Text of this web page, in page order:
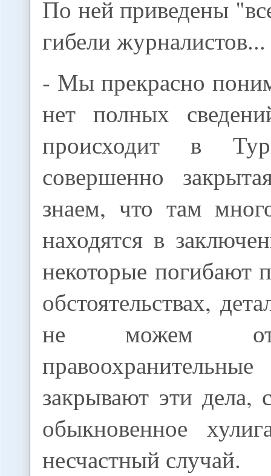
По ней приведены
гибели журналистов...
- Мы прекрасно
нет полных
происходит в
совершенно
знаем, что там
находятся в
некоторые погибают
обстоятельствах,
не можем
закрывают эти дела,
обыкновенное
несчастный случай.